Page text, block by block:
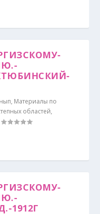
, Материалы по
областей,
1912Г